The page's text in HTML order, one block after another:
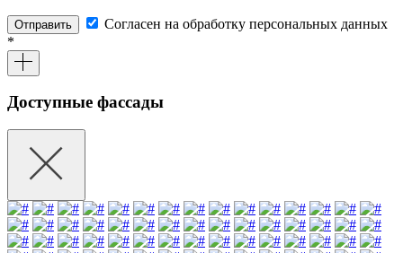
Отправить
Согласен на обработку персональных данных
*
Доступные фассады